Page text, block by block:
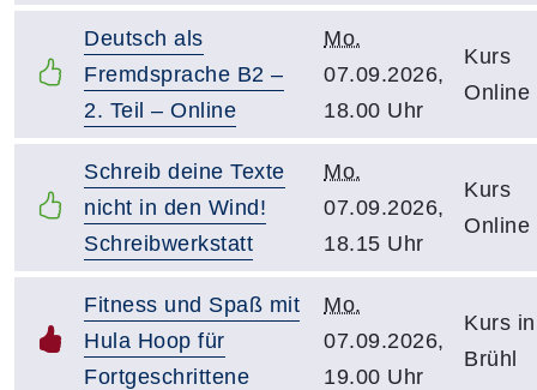
Deutsch als
Fremdsprache B2 –
2. Teil – Online
Mo.
07.09.2026,
18.00 Uhr
Kurs
Online
Schreib deine Texte
nicht in den Wind!
Schreibwerkstatt
Mo.
07.09.2026,
18.15 Uhr
Kurs
Online
Fitness und Spaß mit
Hula Hoop für
Fortgeschrittene
Mo.
07.09.2026,
19.00 Uhr
Kurs in
Brühl